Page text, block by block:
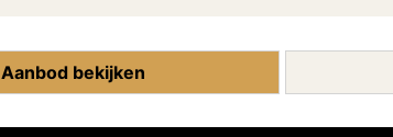
Aanbod bekijken